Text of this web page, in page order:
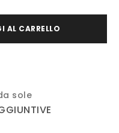
AL CARRELLO
sole